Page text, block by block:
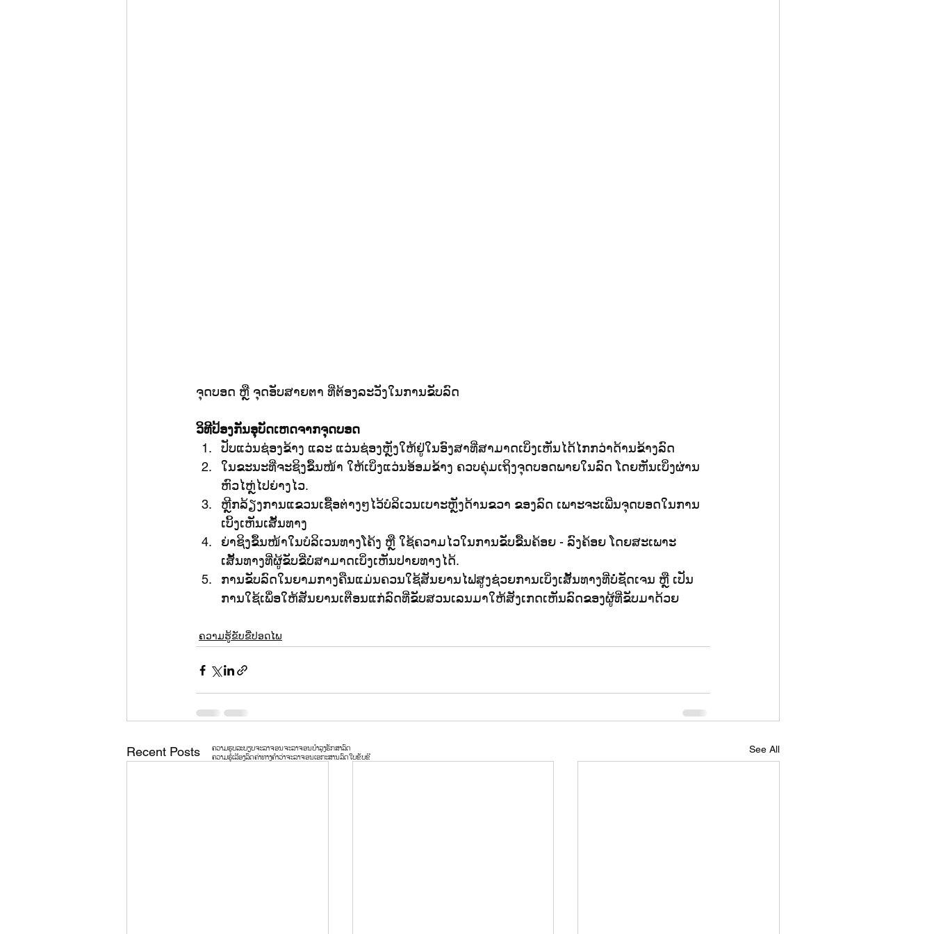
ຈຸດບອດ ຫຼື ຈຸດອັບສາຍຕາ ທີ່ຕ້ອງລະວັງໃນການຂັບລົດ
ວິທີປ້ອງກັນອຸບັດເຫດຈາກຈຸດບອດ
ປັບແວ່ນຊ່ອງຂ້າງ ແລະ ແວ່ນຊ່ອງຫຼັງໃຫ້ຢູ່ໃນອົງສາທີ່ສາມາດເບິ່ງເຫັນໄດ້ໄກກວ່າດ້ານຂ້າງລົດ
ໃນຂະນະທີ່ຈະຊິງຂຶ້ນໜ້າ ໃຫ້ເບິ່ງແວ່ນອ້ອມຂ້າງ ຄວບຄຸ່ມເຖິງຈຸດບອດພາຍໃນລົດ ໂດຍຫັນເບິ່ງຜ່ານ
ຫົວໄຫຼ່ໄປຍ່າງໄວ.
ຫຼີກລ້ຽງການແຂວນເຊື້ອຕ່າງໆໄວ້ບໍລິເວນເບາະຫຼັງດ້ານຂວາ ຂອງລົດ ເພາະຈະເພີ່ນຈຸດບອດໃນການ
ເບິ້ງເຫັນເສັ້ນທາງ
ຍ່າຊິງຂຶ້ນໜ້າໃນບໍລິເວນທາງໂຄ້ງ ຫຼື ໃຊ້ຄວາມໄວໃນການຂັບຂື້ນຄ້ອຍ - ລົງຄ້ອຍ ໂດຍສະເພາະ
ເສັ້ນທາງທີ່ຜູ້ຂັບຂີ່ບໍ່ສາມາດເບິ່ງເຫັນປາຍທາງໄດ້.
ການຂັບລົດໃນຍາມກາງຄືນແມ່ນຄວນໃຊ້ສັນຍານໄຟສູງຊ່ວຍການເບິ່ງເສັ້ນທາງທີ່ບໍ່ຊັດເຈນ ຫຼື ເປັນ
ການໃຊ້ເພຶ່ອໃຫ້ສັນຍານເຕືອນແກ່ລົດທີ່ຂັບສວນເລນມາໃຫ້ສັງເກດເຫັນລົດຂອງຜູ້ທີ່ຂັບມາດ້ວຍ
ຄວາມຮູ້ຂັບຂີ່ປອດໄພ
Recent Posts See All
ຄວາມຮູບລະບຽບຈະລາຈອນຈະລາຈອນບໍາລຸງຮັກສາລົດ
ຄວາມຮູ້ເລື່ອງລົດຄ່າທາງຄໍາວ່າຈະລາຈອນເອກະສານລົດໃບຂັບຂີ່